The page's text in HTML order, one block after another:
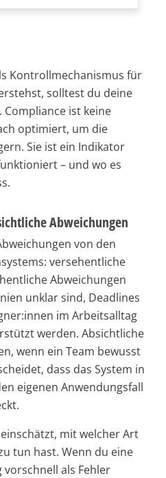
Kontrollmechanismus für
solltest du deine
ist keine
optimiert, um die
Sie ist ein Indikator
– und wo es
Abweichungen
von den
versehentliche
Abweichungen
unklar sind, Deadlines
im Arbeitsalltag
werden. Absichtliche
wenn ein Team bewusst
dass das System in
eigenen Anwendungsfall
mit welcher Art
tun hast. Wenn du eine
als Fehler